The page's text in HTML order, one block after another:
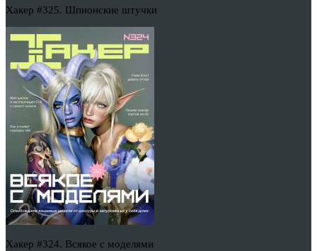
Хакер #325. Шпионские штучки
Хакер #324. Всякое с моделями